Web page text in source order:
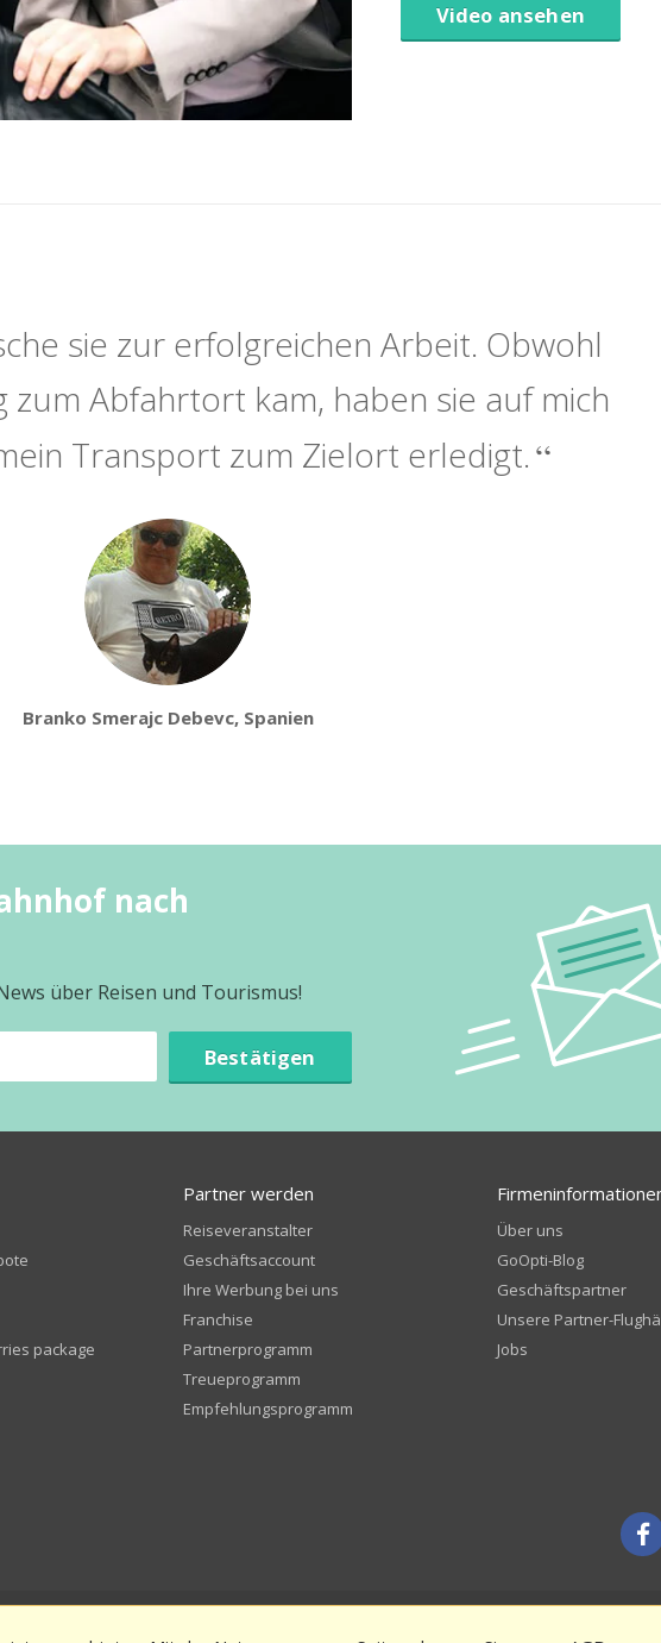
Video ansehen
sie zur erfolgreichen Arbeit. Obwohl
zum Abfahrtort kam, haben sie auf mich
Transport zum Zielort erledigt.
Branko Smerajc Debevc, Spanien
nach
über Reisen und Tourismus!
Bestätigen
package
Partner werden
Reiseveranstalter
Geschäftsaccount
Ihre Werbung bei uns
Franchise
Partnerprogramm
Treueprogramm
Empfehlungsprogramm
Über uns
GoOpti-Blog
Geschäftspartner
Unsere Partner-
Jobs
Bewerten Sie uns und erhalten Sie einen Rabatt - Allgemeine